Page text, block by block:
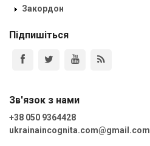
Закордон
Підпишіться
Зв'язок з нами
+38 050 9364428
ukrainaincognita.com@gmail.com